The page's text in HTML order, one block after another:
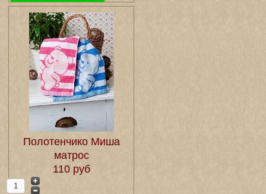
Полотенчико Миша
матрос
110 руб